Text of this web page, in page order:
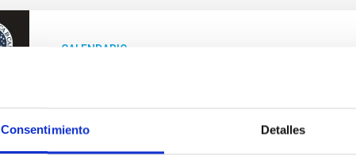
Consentimiento Detalles
CALENDARIO
El Instituto de Astrofísica de Canarias (IAC) y el
Este 2026 estará marcado por el eclipse total de